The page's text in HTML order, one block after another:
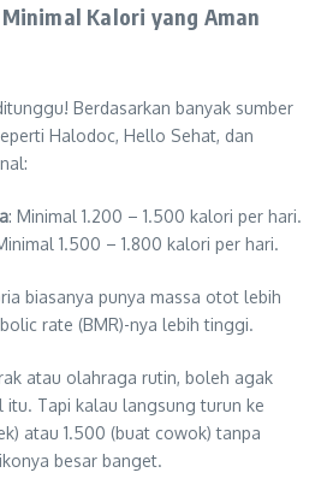
Kalori yang Aman
Berdasarkan banyak sumber
Halodoc, Hello Sehat, dan
: Minimal 1.200 – 1.500 kalori per hari.
1.500 – 1.800 kalori per hari.
biasanya punya massa otot lebih
rate (BMR)-nya lebih tinggi.
atau olahraga rutin, boleh agak
itu. Tapi kalau langsung turun ke
atau 1.500 (buat cowok) tanpa
besar banget.